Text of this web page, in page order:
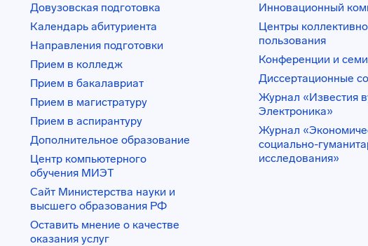
Довузовская подготовка
Календарь абитуриента
Направления подготовки
Прием в колледж
Прием в бакалавриат
Прием в магистратуру
Прием в аспирантуру
Дополнительное образование
Центр компьютерного
обучения МИЭТ
Сайт Министерства науки и
высшего образования РФ
Оставить мнение о качестве
оказания услуг
Инновационный
Центры
пользования
Конференции и
Диссертационные
Журнал «Известия
Электроника»
Журнал
социально-
исследования»